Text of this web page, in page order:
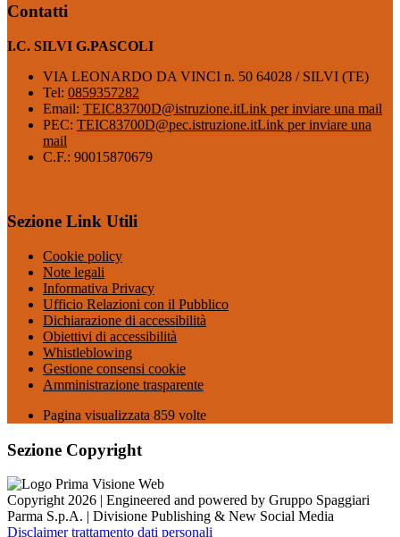
Contatti
I.C. SILVI G.PASCOLI
VIA LEONARDO DA VINCI n. 50 64028 / SILVI (TE)
Tel: 0859357282
Email: TEIC83700D@istruzione.itLink per inviare una mail
PEC: TEIC83700D@pec.istruzione.itLink per inviare una
mail
C.F.: 90015870679
Sezione Link Utili
Cookie policy
Note legali
Informativa Privacy
Ufficio Relazioni con il Pubblico
Dichiarazione di accessibilità
Obiettivi di accessibilità
Whistleblowing
Gestione consensi cookie
Amministrazione trasparente
Pagina visualizzata 859 volte
Sezione Copyright
Copyright 2026 | Engineered and powered by Gruppo Spaggiari
Parma S.p.A. | Divisione Publishing & New Social Media
Disclaimer trattamento dati personali